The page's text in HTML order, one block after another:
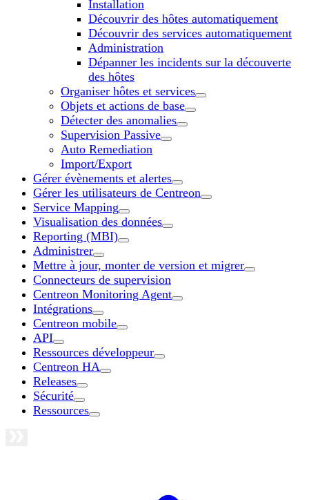
Installation
Découvrir des hôtes automatiquement
Découvrir des services automatiquement
Administration
Dépanner les incidents sur la découverte
des hôtes
Organiser hôtes et services
Objets et actions de base
Détecter des anomalies
Supervision Passive
Auto Remediation
Import/Export
Gérer évènements et alertes
Gérer les utilisateurs de Centreon
Service Mapping
Visualisation des données
Reporting (MBI)
Administrer
Mettre à jour, monter de version et migrer
Connecteurs de supervision
Centreon Monitoring Agent
Intégrations
Centreon mobile
API
Ressources développeur
Centreon HA
Releases
Sécurité
Ressources